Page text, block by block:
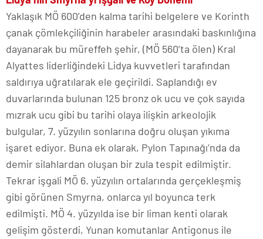
Yaklaşık MÖ 600’den kalma tarihi belgelere ve Korinth
çanak çömlekçiliğinin harabeler arasındaki baskınlığına
dayanarak bu müreffeh şehir, (MÖ 560’ta ölen) Kral
Alyattes liderliğindeki Lidya kuvvetleri tarafından
saldırıya uğratılarak ele geçirildi. Saplandığı ev
duvarlarında bulunan 125 bronz ok ucu ve çok sayıda
mızrak ucu gibi bu tarihi olaya ilişkin arkeolojik
bulgular, 7. yüzyılın sonlarına doğru oluşan yıkıma
işaret ediyor. Buna ek olarak, Pylon Tapınağı’nda da
demir silahlardan oluşan bir zula tespit edilmiştir.
Tekrar işgali MÖ 6. yüzyılın ortalarında gerçekleşmiş
gibi görünen Smyrna, onlarca yıl boyunca terk
edilmişti. MÖ 4. yüzyılda ise bir liman kenti olarak
gelişim gösterdi, Yunan komutanlar Antigonus ile